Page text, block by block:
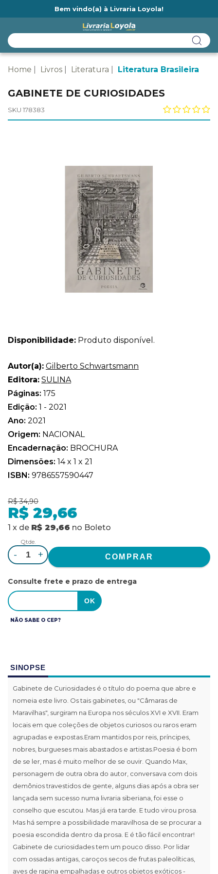
Bem vindo(a) à Livraria Loyola!
Home Livros Literatura Literatura Brasileira
GABINETE DE CURIOSIDADES
SKU 178383
Disponibilidade: Produto disponível.
Autor(a): Gilberto Schwartsmann
Editora: SULINA
Páginas: 175
Edição: 1 - 2021
Ano: 2021
Origem: NACIONAL
Encadernação: BROCHURA
Dimensões: 14 x 1 x 21
ISBN: 9786557590447
R$ 34,90
R$ 29,66
1 x de R$ 29,66 no Boleto
Qtde.
- +
Consulte frete e prazo de entrega
NÃO SABE O CEP?
SINOPSE
Gabinete de Curiosidades é o título do poema que abre e
nomeia este livro. Os tais gabinetes, ou "Câmaras de
Maravilhas", surgiram na Europa nos séculos XVI e XVII. Eram
locais em que coleções de objetos curiosos ou raros eram
agrupadas e expostas.Eram mantidos por reis, príncipes,
nobres, burgueses mais abastados e artistas.Poesia é bom
de se ler, mas é muito melhor de se ouvir. Quando Max,
personagem de outra obra do autor, conversava com dois
demônios travestidos de gente, alguns dias após a obra ser
lançada sem sucesso numa livraria siberiana, foi esse o
conselho que escutou. Mas já era tarde. E tudo virou prosa.
Mas há sempre a possibilidade maravilhosa de se procurar a
poesia escondida dentro da prosa. E é tão fácil encontrar!
Gabinete de curiosidades tem um pouco disso. Por lidar
com ossadas antigas, caroços secos de frutas paleolíticas,
aves de rapina empalhadas e outros objetos exóticos -